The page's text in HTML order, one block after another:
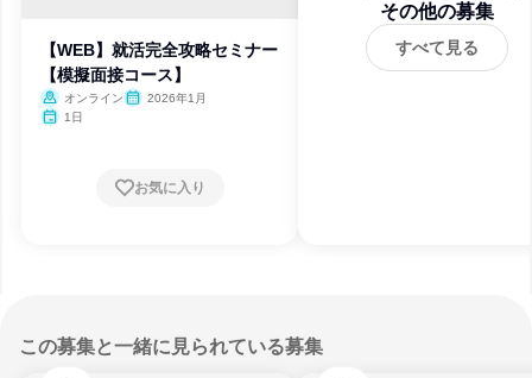
【WEB】就活完全攻略セミナー
【模擬面接コース】
オンライン
2026年1月
1日
お気に入り
その他の募集
すべて見る
この募集と一緒に見られている募集